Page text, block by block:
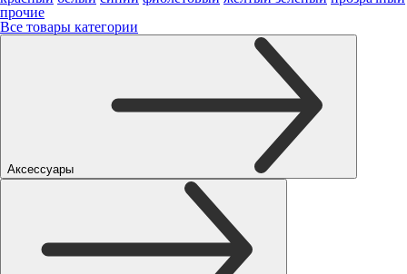
прочие
Все товары категории
Аксессуары